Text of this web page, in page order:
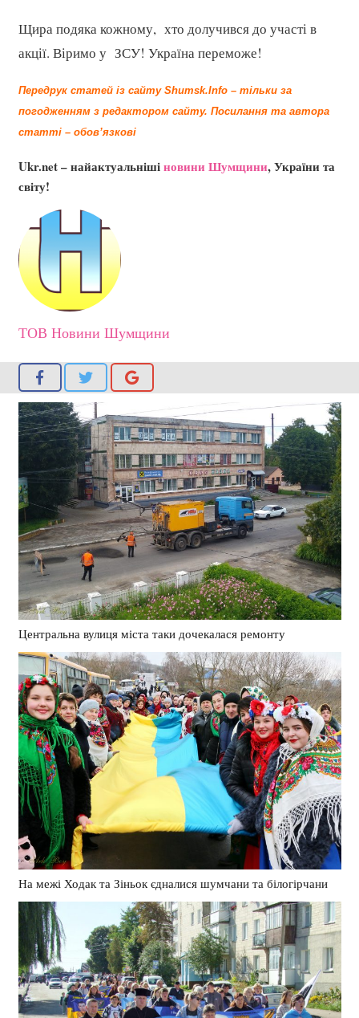
Щира подяка кожному, хто долучився до участі в
акції. Віримо у ЗСУ! Україна переможе!
Передрук статей із сайту Shumsk.Info – тільки за
погодженням з редактором сайту. Посилання та автора
статті – обов’язкові
Ukr.net – найактуальнішіновини Шумщини, України та
світу!
ТОВ Новини Шумщини
Центральна вулиця міста таки дочекалася ремонту
На межі Ходак та Зіньок єдналися шумчани та білогірчани